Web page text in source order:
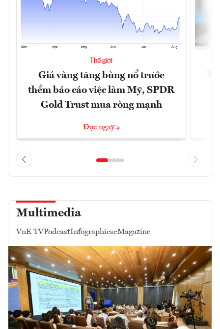
Thế giới
Giá vàng tăng bùng nổ trước
thềm báo cáo việc làm Mỹ, SPDR
Gold Trust mua ròng mạnh
Đọc ngay
Multimedia
VnE TVPodcastInfographicseMagazine